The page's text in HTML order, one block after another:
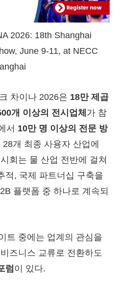
2026: 18th Shanghai
June 9-11, at NECC
차이나 2026은 18만 제곱
개 이상의 전시업체 가 참
서 10만 명 이상의 전문 방
개 최종 사용자 산업에
회는 물 산업 전반에 걸쳐
적, 국제 파트너십 구축을
플랫폼 중 하나로 계속되
트 중에는 업계의 관심을
즈니스 교류로 전환하도
럼 이 있다.